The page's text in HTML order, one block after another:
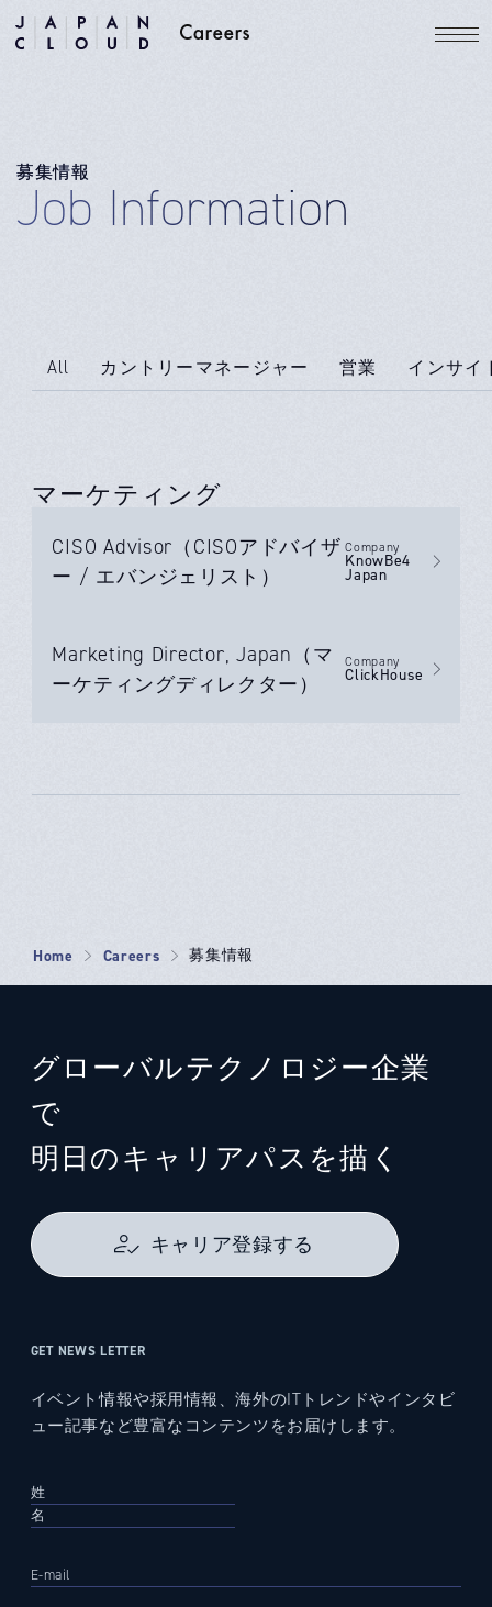
募集情報
Job Information
All カントリーマネージャー 営業 インサイ
マーケティング
CISO Advisor（CISOアドバイザ
ー / エバンジェリスト）
Company
KnowBe4
Japan
Marketing Director, Japan（マ
ーケティングディレクター）
Company
ClickHouse
Home Careers 募集情報
グローバルテクノロジー企業
で
明日のキャリアパスを描く
キャリア登録する
GET NEWS LETTER
イベント情報や採用情報、海外のITトレンドやインタビ
ュー記事など豊富なコンテンツをお届けします。